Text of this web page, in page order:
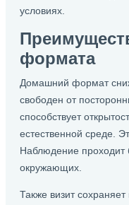
условиях.
формата
Домашний формат
свободен от
способствует
естественной среде.
Наблюдение проходит
окружающих.
Также визит